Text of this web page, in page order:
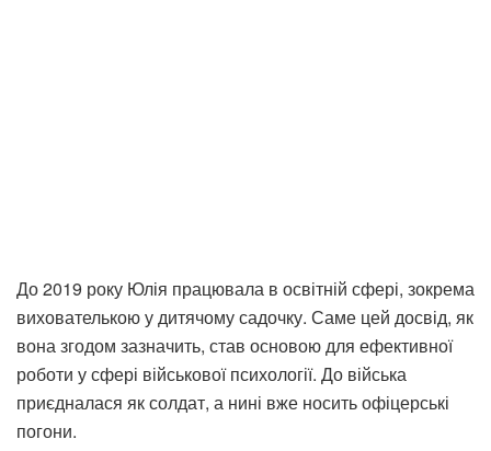
До 2019 року Юлія працювала в освітній сфері, зокрема
вихователькою у дитячому садочку. Саме цей досвід, як
вона згодом зазначить, став основою для ефективної
роботи у сфері військової психології. До війська
приєдналася як солдат, а нині вже носить офіцерські
погони.